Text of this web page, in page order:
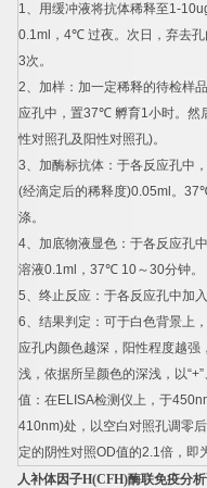
1、用缓冲液将抗体稀释至1-
0.1ml ， 4℃ 过夜。次日，弃去
3次。
2、加样：加一定稀释的待检样品
应孔中，置37℃ 孵育1小时。然
性对照孔及阳性对照孔)。
3、加酶标抗体：于各反应孔中
(经滴定后的稀释度)0.05ml 。 37
涤。
4、加底物液显色：于各反应孔
溶液0.1ml ， 37℃ 10～30分钟。
5、终止反应：于各反应孔中加入
6、结果判定：可于白色背景上
应孔内颜色越深，阳性程度越强
浅，依据所呈颜色的深浅，以“+”
值：在ELISA检测仪上，于
410nm)处，以空白对照孔调零
定的阴性对照OD值的2.1倍，即
人补体因子H(CFH)酶联免疫分